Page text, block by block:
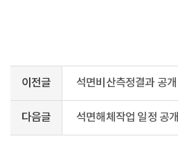
이전글 석면비산측정결과 공개
다음글 석면해체작업 일정 공개